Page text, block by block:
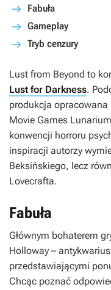
Fabuła
Gameplay
Tryb cenzury
Lust from Beyond to
Lust for Darkness.
produkcja opracowana
Movie Games
konwencji horroru
inspiracji autorzy
Beksińskiego, lecz
Lovecrafta.
Fabuła
Głównym bohaterem
Holloway –
przedstawiającymi
Chcąc poznać